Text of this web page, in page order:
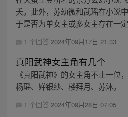
夭。此外，苏幼微和武瑶在小说
于是否为单女主或多女主存在一定
1 个回答 2024年09月17日 21:33
真阳武神女主角有几个
《真阳武神》的女主角不止一位
杨瑶、婵银纱、楼拜月、苏沐。
1 个回答 2024年09月28日 07:05